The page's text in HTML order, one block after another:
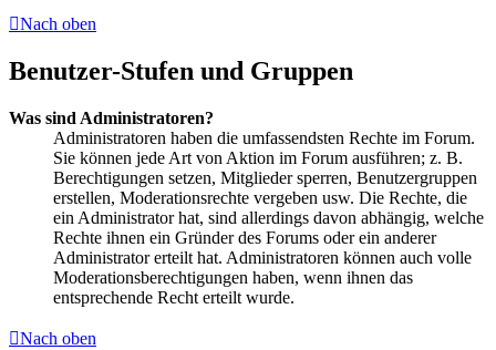
Nach oben
Benutzer-Stufen und Gruppen
Was sind Administratoren?
Administratoren haben die umfassendsten Rechte im Forum.
Sie können jede Art von Aktion im Forum ausführen; z. B.
Berechtigungen setzen, Mitglieder sperren, Benutzergruppen
erstellen, Moderationsrechte vergeben usw. Die Rechte, die
ein Administrator hat, sind allerdings davon abhängig, welche
Rechte ihnen ein Gründer des Forums oder ein anderer
Administrator erteilt hat. Administratoren können auch volle
Moderationsberechtigungen haben, wenn ihnen das
entsprechende Recht erteilt wurde.
Nach oben